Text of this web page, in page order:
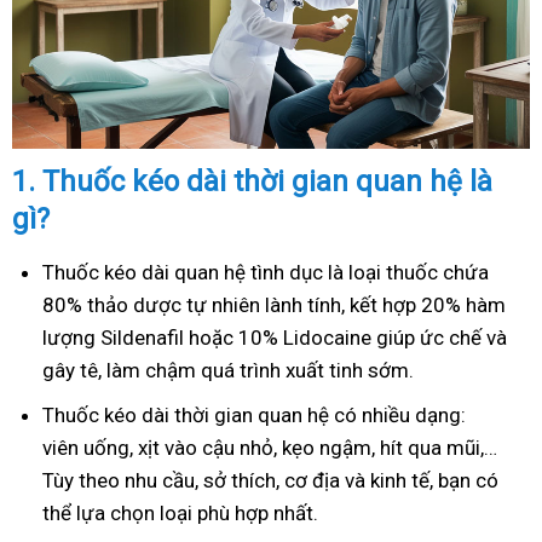
1. Thuốc kéo dài thời gian quan hệ là
gì?
Thuốc kéo dài quan hệ tình dục là loại thuốc chứa
80% thảo dược tự nhiên lành tính, kết hợp 20% hàm
lượng Sildenafil hoặc 10% Lidocaine giúp ức chế và
gây tê, làm chậm quá trình xuất tinh sớm.
Thuốc kéo dài thời gian quan hệ có nhiều dạng:
viên uống, xịt vào cậu nhỏ, kẹo ngậm, hít qua mũi,…
Tùy theo nhu cầu, sở thích, cơ địa và kinh tế, bạn có
thể lựa chọn loại phù hợp nhất.